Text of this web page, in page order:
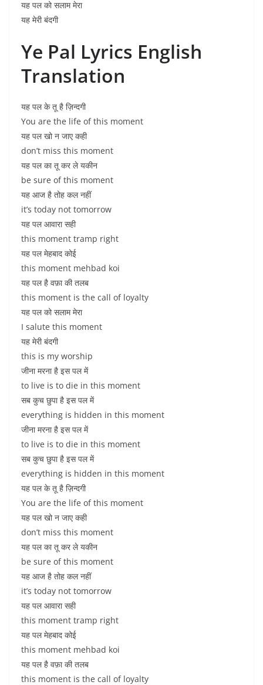
यह पल को सलाम मेरा
यह मेरी बंदगी
Ye Pal Lyrics English
Translation
यह पल के तू है ज़िन्दगी
You are the life of this moment
यह पल खो न जाए कही
don’t miss this moment
यह पल का तू कर ले यकीन
be sure of this moment
यह आज है तोह कल नहीं
it’s today not tomorrow
यह पल आवारा सही
this moment tramp right
यह पल मेहबाद कोई
this moment mehbad koi
यह पल है वफ़ा की तलब
this moment is the call of loyalty
यह पल को सलाम मेरा
I salute this moment
यह मेरी बंदगी
this is my worship
जीना मरना है इस पल में
to live is to die in this moment
सब कुच छुपा है इस पल में
everything is hidden in this moment
जीना मरना है इस पल में
to live is to die in this moment
सब कुच छुपा है इस पल में
everything is hidden in this moment
यह पल के तू है ज़िन्दगी
You are the life of this moment
यह पल खो न जाए कही
don’t miss this moment
यह पल का तू कर ले यकीन
be sure of this moment
यह आज है तोह कल नहीं
it’s today not tomorrow
यह पल आवारा सही
this moment tramp right
यह पल मेहबाद कोई
this moment mehbad koi
यह पल है वफ़ा की तलब
this moment is the call of loyalty